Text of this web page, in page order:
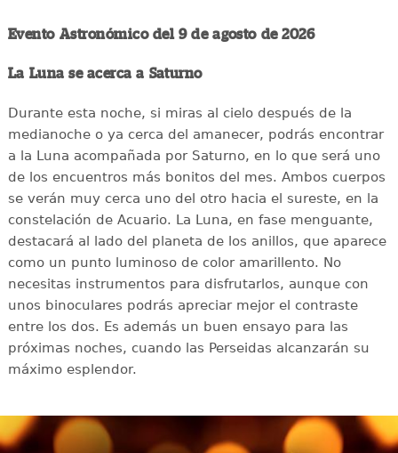
Evento Astronómico del 9 de agosto de 2026
La Luna se acerca a Saturno
Durante esta noche, si miras al cielo después de la
medianoche o ya cerca del amanecer, podrás encontrar
a la Luna acompañada por Saturno, en lo que será uno
de los encuentros más bonitos del mes. Ambos cuerpos
se verán muy cerca uno del otro hacia el sureste, en la
constelación de Acuario. La Luna, en fase menguante,
destacará al lado del planeta de los anillos, que aparece
como un punto luminoso de color amarillento. No
necesitas instrumentos para disfrutarlos, aunque con
unos binoculares podrás apreciar mejor el contraste
entre los dos. Es además un buen ensayo para las
próximas noches, cuando las Perseidas alcanzarán su
máximo esplendor.